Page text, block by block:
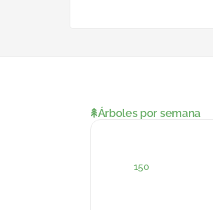
Árboles por semana